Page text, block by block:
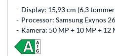
Display: 15,93 cm (6,3
Processor: Samsung Exynos
Kamera: 50 MP + 10 MP + 12